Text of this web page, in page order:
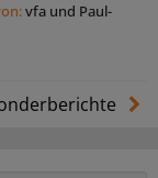
vfa und Paul-